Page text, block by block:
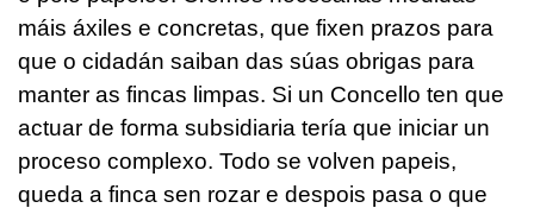
máis áxiles e concretas, que fixen prazos para
que o cidadán saiban das súas obrigas para
manter as fincas limpas. Si un Concello ten que
actuar de forma subsidiaria tería que iniciar un
proceso complexo. Todo se volven papeis,
queda a finca sen rozar e despois pasa o que